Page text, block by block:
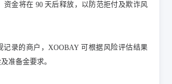
资金将在 90 天后释放，以防范拒付及欺诈风
记录的商户，XOOBAY 可根据风险评估结果
准备金要求。